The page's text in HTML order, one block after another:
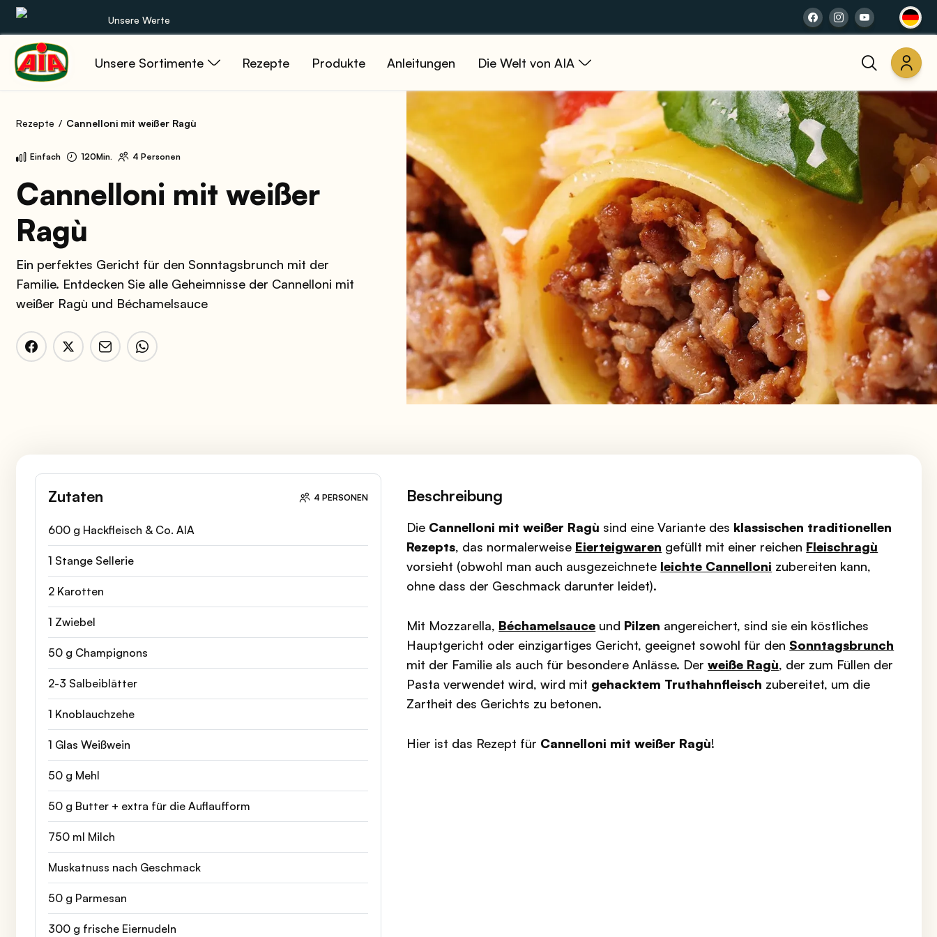
Unsere Werte
Unsere Sortimente Rezepte Produkte Anleitungen Die Welt von AIA
Unsere Sortimente
Anleitungen
Die Welt von AIA
Rezepte Cannelloni mit weißer Ragù
Einfach 120Min. 4 Personen
Cannelloni mit weißer
Ragù
Ein perfektes Gericht für den Sonntagsbrunch mit der
Familie. Entdecken Sie alle Geheimnisse der Cannelloni mit
weißer Ragù und Béchamelsauce
Zutaten 4 PERSONEN
600 g Hackfleisch & Co. AIA
1 Stange Sellerie
2 Karotten
1 Zwiebel
50 g Champignons
2-3 Salbeiblätter
1 Knoblauchzehe
1 Glas Weißwein
50 g Mehl
50 g Butter + extra für die Auflaufform
750 ml Milch
Muskatnuss nach Geschmack
50 g Parmesan
300 g frische Eiernudeln
Beschreibung
Die Cannelloni mit weißer Ragù sind eine Variante des klassischen traditionellen
Rezepts, das normalerweise Eierteigwaren gefüllt mit einer reichen Fleischragù
vorsieht (obwohl man auch ausgezeichnete leichte Cannelloni zubereiten kann,
ohne dass der Geschmack darunter leidet).
Mit Mozzarella, Béchamelsauce und Pilzen angereichert, sind sie ein köstliches
Hauptgericht oder einzigartiges Gericht, geeignet sowohl für den Sonntagsbrunch
mit der Familie als auch für besondere Anlässe. Derweiße Ragù, der zum Füllen der
Pasta verwendet wird, wird mit gehacktem Truthahnfleisch zubereitet, um die
Zartheit des Gerichts zu betonen.
Hier ist das Rezept für Cannelloni mit weißer Ragù!